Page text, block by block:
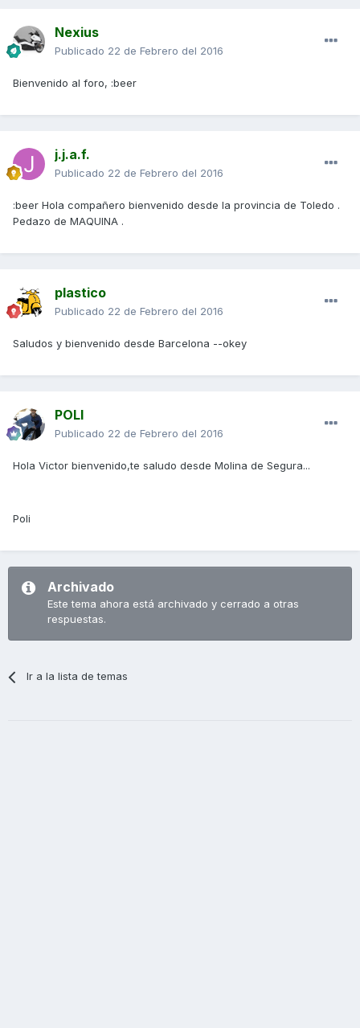
Nexius
Publicado 22 de Febrero del 2016
Bienvenido al foro, :beer
j.j.a.f.
Publicado 22 de Febrero del 2016
:beer Hola compañero bienvenido desde la provincia de Toledo .
Pedazo de MAQUINA .
plastico
Publicado 22 de Febrero del 2016
Saludos y bienvenido desde Barcelona --okey
POLI
Publicado 22 de Febrero del 2016
Hola Victor bienvenido,te saludo desde Molina de Segura...
Poli
Archivado
Este tema ahora está archivado y cerrado a otras
respuestas.
Ir a la lista de temas